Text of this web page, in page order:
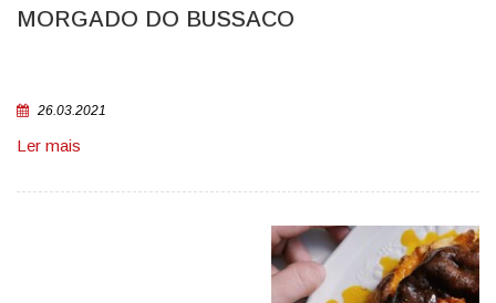
MORGADO DO BUSSACO
26.03.2021
Ler mais